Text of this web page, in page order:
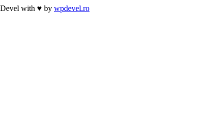
Devel with ♥ by wpdevel.ro